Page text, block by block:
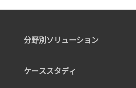
分野別ソリューション
ケーススタディ